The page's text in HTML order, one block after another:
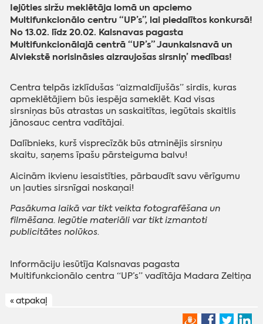
Iejūties siržu meklētāja lomā un apciemo
Multifunkcionālo centru “UP’s”, lai piedalītos konkursā!
No 13.02. līdz 20.02. Kalsnavas pagasta
Multifunkcionālajā centrā “UP’s” Jaunkalsnavā un
Aiviekstē norisināsies aizraujošas sirsniņ’ medības!
Centra telpās izklīdušas “aizmaldījušās” sirdis, kuras
apmeklētājiem būs iespēja sameklēt. Kad visas
sirsniņas būs atrastas un saskaitītas, iegūtais skaitlis
jānosauc centra vadītājai.
Dalībnieks, kurš visprecīzāk būs atminējis sirsniņu
skaitu, saņems īpašu pārsteiguma balvu!
Aicinām ikvienu iesaistīties, pārbaudīt savu vērīgumu
un ļauties sirsnīgai noskaņai!
Pasākuma laikā var tikt veikta fotografēšana un
filmēšana. Iegūtie materiāli var tikt izmantoti
publicitātes nolūkos.
Informāciju iesūtīja Kalsnavas pagasta
Multifunkcionālo centra “UP’s” vadītāja Madara Zeltiņa
« atpakaļ